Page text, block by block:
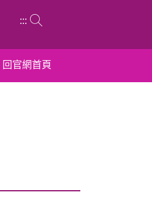
:::
回官網首頁